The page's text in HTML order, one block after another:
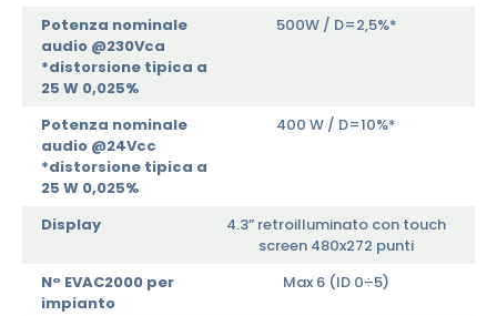
Potenza nominale
audio @230Vca
*distorsione tipica a
25 W 0,025%
500W / D=2,5%*
Potenza nominale
audio @24Vcc
*distorsione tipica a
25 W 0,025%
400 W / D=10%*
Display
4.3” retroilluminato con touch
screen 480x272 punti
N° EVAC2000 per
impianto
Max 6 (ID 0÷5)